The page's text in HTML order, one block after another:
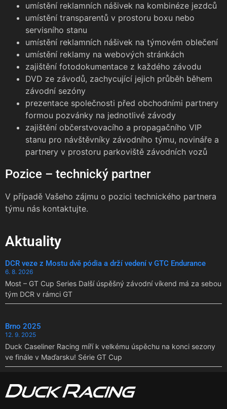
umístění reklamních nášivek na kombinéze jezdců
umístění transparentů v prostoru boxu nebo
servisního stanu
umístění reklamních nášivek na týmovém oblečení
umístění reklamy na webových stránkách
zajištění fotodokumentace z každého závodu
DVD ze závodů, zachycující jejich průběh během
závodní sezóny
prezentace společnosti před obchodními partnery
formou pozvánky na jednotlivé závody
zajištění občerstvovacího a propagačního VIP
stanu pro návštěvníky závodního týmu, novináře a
partnery v prostoru parkoviště závodních vozů
Pozice – technický partner
V případě Vašeho zájmu o pozici technického partnera
týmu nás kontaktujte.
Aktuality
DCR veze z Mostu dvě pódia a drží vedení v GTC Endurance
6. 8. 2026
Most – GT Cup Series Další úspěšný závodní víkend má za sebou
tým DCR v rámci GT
Brno 2025
12. 9. 2025
Duck Caseliner Racing míří k velkému úspěchu na konci sezony
ve finále v Maďarsku! Série GT Cup